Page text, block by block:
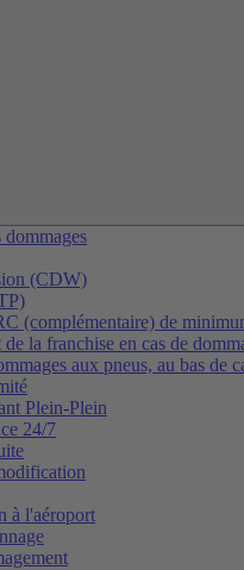
dommages
(CDW)
(complémentaire) de
de la franchise en cas de
aux pneus, au bas de
Plein-Plein
24/7
à l'aéroport